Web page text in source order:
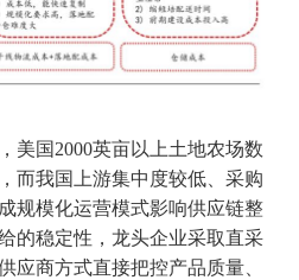
美国2000英亩以上土地农场数
而我国上游集中度较低、采购
规模化运营模式影响供应链整
的稳定性，龙头企业采取直采
应商方式直接把控产品质量、